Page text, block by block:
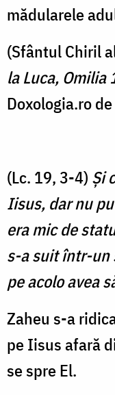
mădularele
(Sfântul Chiril
la Luca, Omilia
Doxologia.ro
(Lc. 19, 3-4) Şi
Iisus, dar nu
era mic de
s-a suit într-un
pe acolo avea
Zaheu s-a
pe Iisus afară
se spre El.